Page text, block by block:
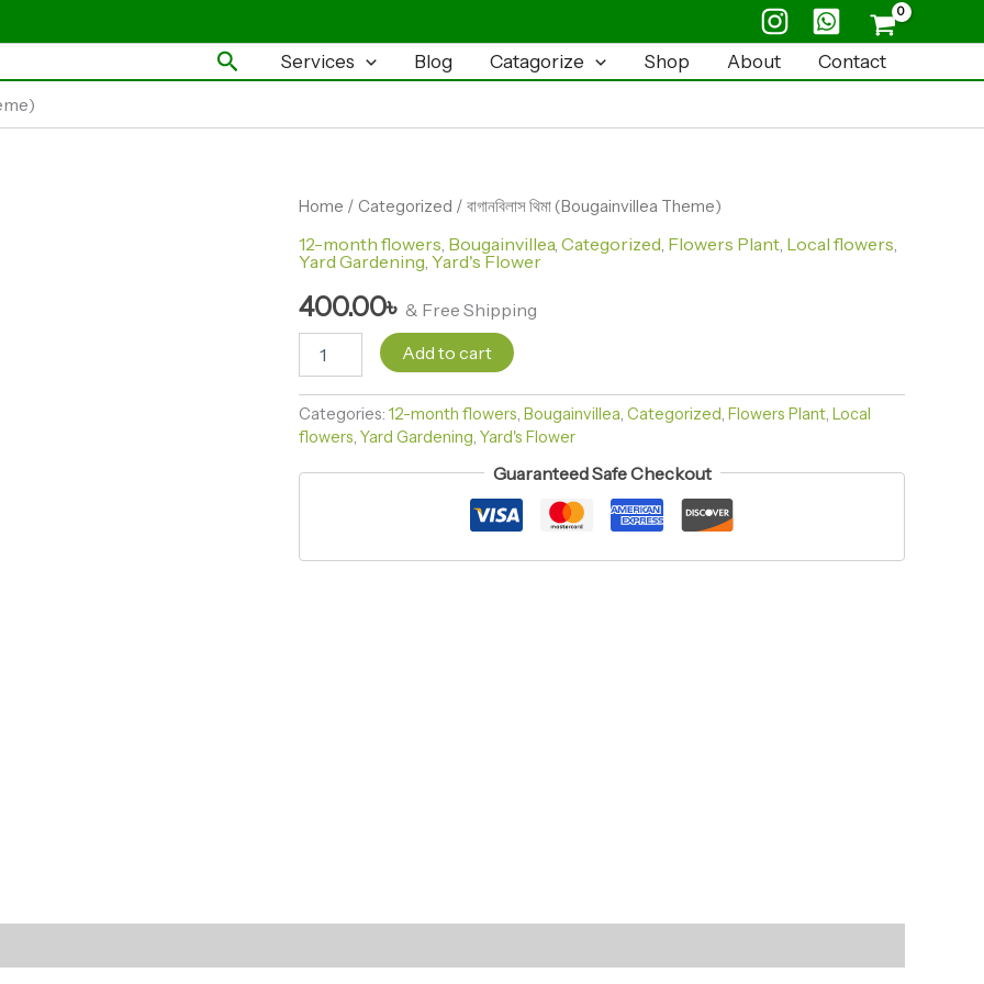
SearchServices Blog Catagorize Shop About
Contact
Home / Categorized / বাগানবিলাস থিমা (Bougainvillea Theme)
12-month flowers, Bougainvillea, Categorized, Flowers Plant, Local flowers,
Yard Gardening, Yard's Flower
400.00৳ & Free Shipping
বাগানবিলাস
(Bougainvillea
Theme)
quantity
Add to cart
Categories: 12-month flowers, Bougainvillea, Categorized, Flowers Plant, Local
flowers, Yard Gardening, Yard's Flower
Guaranteed Safe Checkout